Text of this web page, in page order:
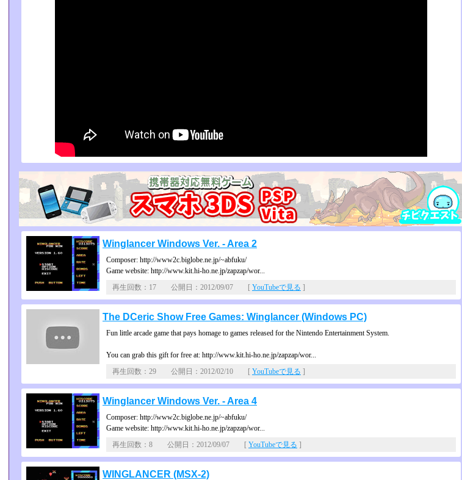
Winglancer Windows Ver. - Area 2
Composer: http://www2c.biglobe.ne.jp/~abfuku/
Game website: http://www.kit.hi-ho.ne.jp/zapzap/wor...
再生回数：17 公開日：2012/09/07 [ YouTubeで見る ]
The DCeric Show Free Games: Winglancer (Windows PC)
Fun little arcade game that pays homage to games released for the Nintendo Entertainment System.
You can grab this gift for free at: http://www.kit.hi-ho.ne.jp/zapzap/wor...
再生回数：29 公開日：2012/02/10 [ YouTubeで見る ]
Winglancer Windows Ver. - Area 4
Composer: http://www2c.biglobe.ne.jp/~abfuku/
Game website: http://www.kit.hi-ho.ne.jp/zapzap/wor...
再生回数：8 公開日：2012/09/07 [ YouTubeで見る ]
WINGLANCER (MSX-2)